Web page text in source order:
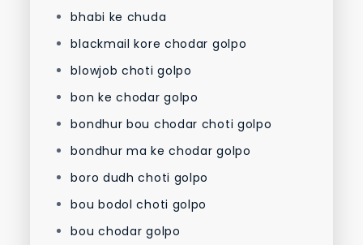
bhabi ke chuda
blackmail kore chodar golpo
blowjob choti golpo
bon ke chodar golpo
bondhur bou chodar choti golpo
bondhur ma ke chodar golpo
boro dudh choti golpo
bou bodol choti golpo
bou chodar golpo